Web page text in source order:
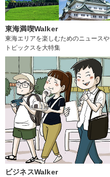
東海満喫Walker
東海エリアを楽しむためのニュースや
トピックスを大特集
ビジネスWalker